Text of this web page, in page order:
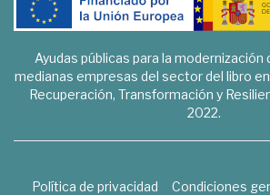
Ayudas públicas para la modernización
medianas empresas del sector del libro
Recuperación, Transformación y
2022.
Política de privacidad Condiciones